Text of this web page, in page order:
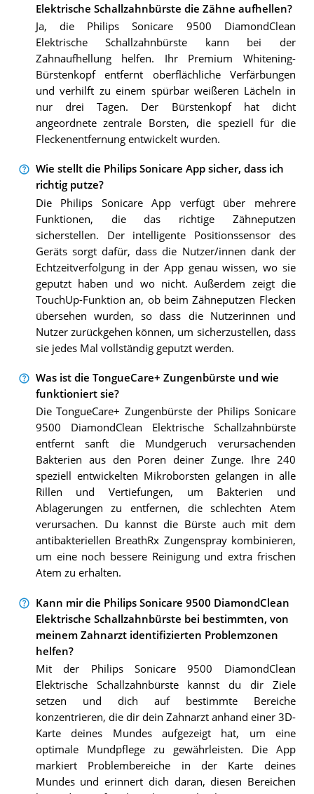
Elektrische Schallzahnbürste die Zähne aufhellen?
Ja, die Philips Sonicare 9500 DiamondClean
Elektrische Schallzahnbürste kann bei der
Zahnaufhellung helfen. Ihr Premium Whitening-
Bürstenkopf entfernt oberflächliche Verfärbungen
und verhilft zu einem spürbar weißeren Lächeln in
nur drei Tagen. Der Bürstenkopf hat dicht
angeordnete zentrale Borsten, die speziell für die
Fleckenentfernung entwickelt wurden.
Wie stellt die Philips Sonicare App sicher, dass ich
richtig putze?
Die Philips Sonicare App verfügt über mehrere
Funktionen, die das richtige Zähneputzen
sicherstellen. Der intelligente Positionssensor des
Geräts sorgt dafür, dass die Nutzer/innen dank der
Echtzeitverfolgung in der App genau wissen, wo sie
geputzt haben und wo nicht. Außerdem zeigt die
TouchUp-Funktion an, ob beim Zähneputzen Flecken
übersehen wurden, so dass die Nutzerinnen und
Nutzer zurückgehen können, um sicherzustellen, dass
sie jedes Mal vollständig geputzt werden.
Was ist die TongueCare+ Zungenbürste und wie
funktioniert sie?
Die TongueCare+ Zungenbürste der Philips Sonicare
9500 DiamondClean Elektrische Schallzahnbürste
entfernt sanft die Mundgeruch verursachenden
Bakterien aus den Poren deiner Zunge. Ihre 240
speziell entwickelten Mikroborsten gelangen in alle
Rillen und Vertiefungen, um Bakterien und
Ablagerungen zu entfernen, die schlechten Atem
verursachen. Du kannst die Bürste auch mit dem
antibakteriellen BreathRx Zungenspray kombinieren,
um eine noch bessere Reinigung und extra frischen
Atem zu erhalten.
Kann mir die Philips Sonicare 9500 DiamondClean
Elektrische Schallzahnbürste bei bestimmten, von
meinem Zahnarzt identifizierten Problemzonen
helfen?
Mit der Philips Sonicare 9500 DiamondClean
Elektrische Schallzahnbürste kannst du dir Ziele
setzen und dich auf bestimmte Bereiche
konzentrieren, die dir dein Zahnarzt anhand einer 3D-
Karte deines Mundes aufgezeigt hat, um eine
optimale Mundpflege zu gewährleisten. Die App
markiert Problembereiche in der Karte deines
Mundes und erinnert dich daran, diesen Bereichen